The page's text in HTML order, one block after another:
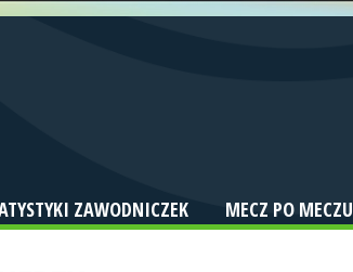
ZAWODNICZEK MECZ PO MECZU